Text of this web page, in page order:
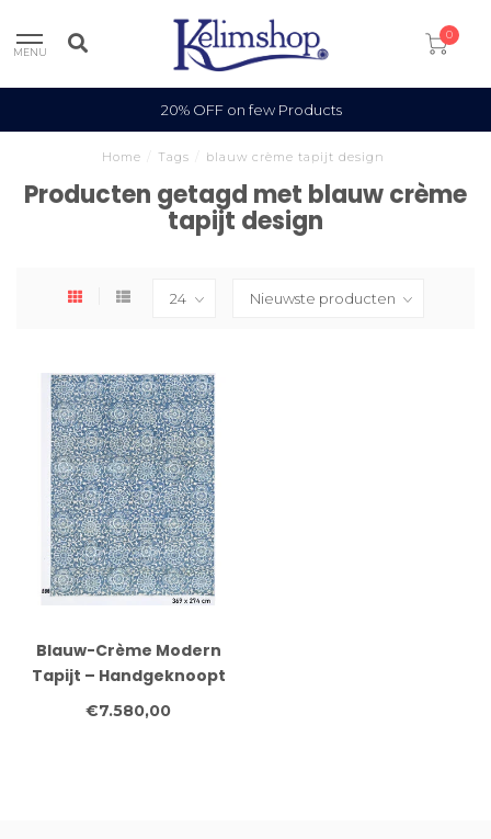
MENU
0
20% OFF on few Products
Home Tags blauw crème tapijt design
Producten getagd met blauw crème
tapijt design
Blauw-Crème Modern
Tapijt – Handgeknoopt
– 369 x 274 cm – Wol
€7.580,00